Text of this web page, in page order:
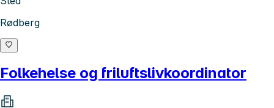
Rødberg
Folkehelse og friluftslivkoordinator